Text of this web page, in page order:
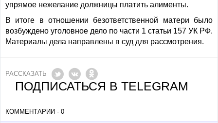
упрямое нежелание должницы платить алименты.
В итоге в отношении безответственной матери было
возбуждено уголовное дело по части 1 статьи 157 УК РФ.
Материалы дела направлены в суд для рассмотрения.
РАССКАЗАТЬ
ПОДПИСАТЬСЯ В TELEGRAM
КОММЕНТАРИИ - 0